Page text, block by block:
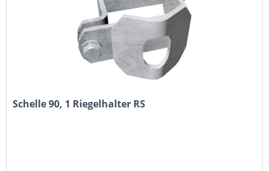
Schelle 90, 1 Riegelhalter RS